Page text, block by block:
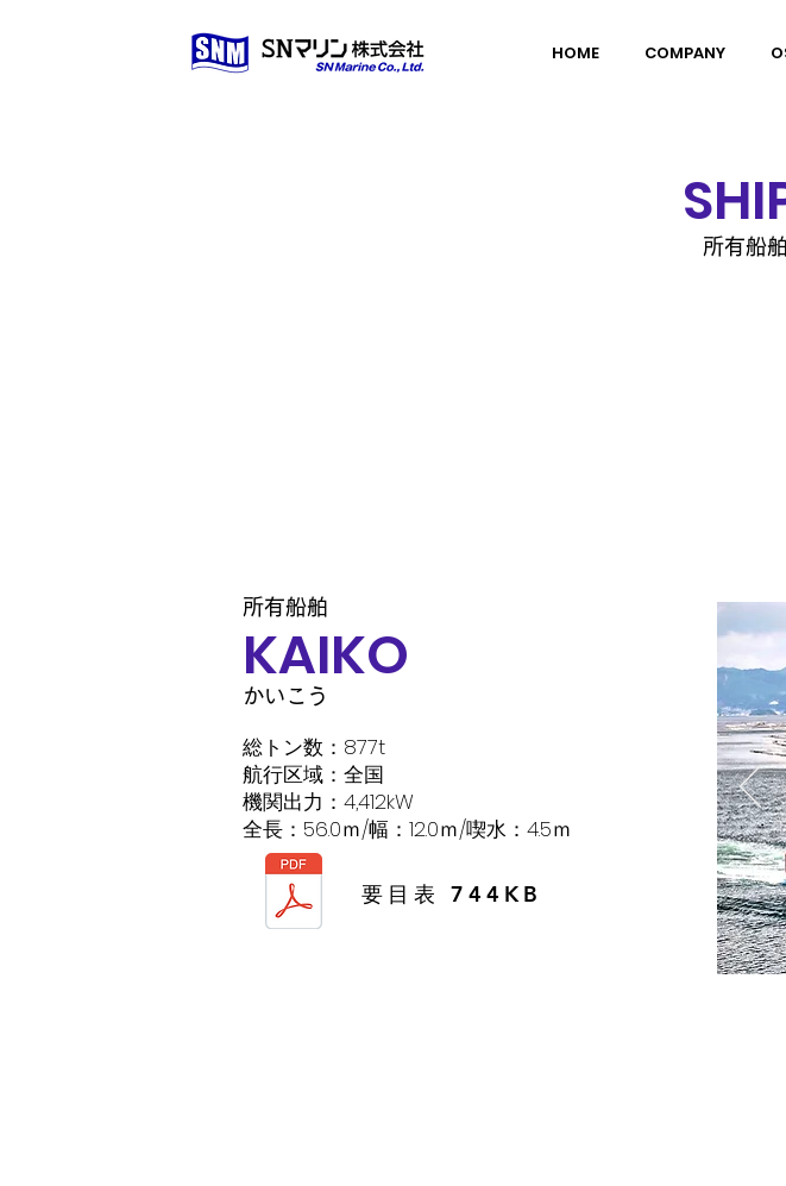
HOME COMPANY
所有船
​所有船舶
​KAIKO
​かいこう
総トン数：877t
航行区域：全国
機関出力：4,412kW
​全長：56.0ｍ/幅：12.0ｍ/喫水：4.5ｍ
​要目表 744KB